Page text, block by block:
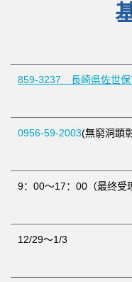
859-3237 長崎県佐世保
0956-59-2003(無窮洞顕
9：00～17：00（最终受
12/29～1/3